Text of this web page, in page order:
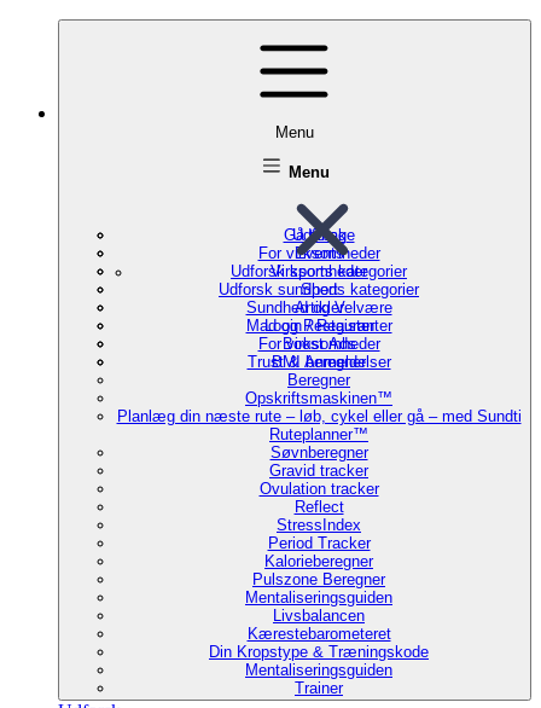
Menu
Menu
Udforsk
Events
Udforsk sports kategorier
Udforsk sundheds kategorier
Artikler
Login / Register
For virksomheder
BMI beregner
Beregner
Opskriftsmaskinen™
Planlæg din næste rute – løb, cykel eller gå – med Sundti
Ruteplanner™
Søvnberegner
Gravid tracker
Ovulation tracker
Reflect
StressIndex
Period Tracker
Kalorieberegner
Pulszone Beregner
Mentaliseringsguiden
Livsbalancen
Kærestebarometeret
Din Kropstype & Træningskode
Mentaliseringsguiden
Trainer
Gå tilbage
For virksomheder
Virksomheder
Sport
Sundhed og Velvære
Mad og Restauranter
Boost Ads
Trust & Anmeldelser